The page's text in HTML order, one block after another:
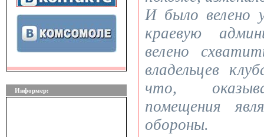
Информер:
И было велено
краевую
велено
владельцев
что,
помещения
обороны.